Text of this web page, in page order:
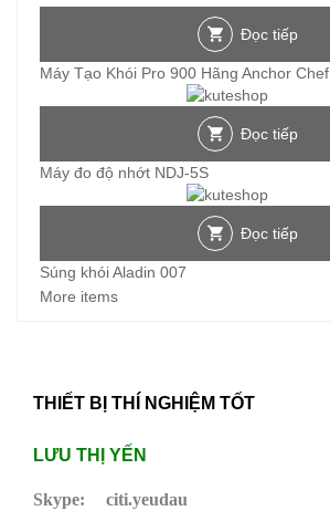
Đọc tiếp
Máy Tạo Khói Pro 900 Hãng Anchor Chef
Đọc tiếp
Máy đo độ nhớt NDJ-5S
Đọc tiếp
Súng khói Aladin 007
More items
THIẾT BỊ THÍ NGHIỆM TỐT
LƯU THỊ YẾN
Skype:
citi.yeudau